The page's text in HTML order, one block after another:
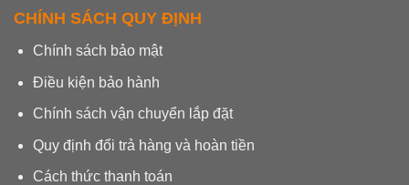
CHÍNH SÁCH QUY ĐỊNH
Chính sách bảo mật
Điều kiện bảo hành
Chính sách vận chuyển lắp đặt
Quy định đổi trả hàng và hoàn tiền
Cách thức thanh toán